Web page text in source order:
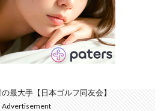
最大手【日本ゴルフ同友会】
Advertisement